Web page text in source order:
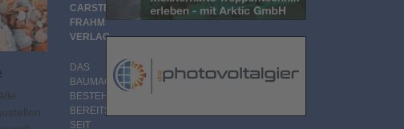
CARSTEN
FRAHM
VERLAG
DAS
BAUMAGAZIN
BESTEHT
BEREITS
SEIT